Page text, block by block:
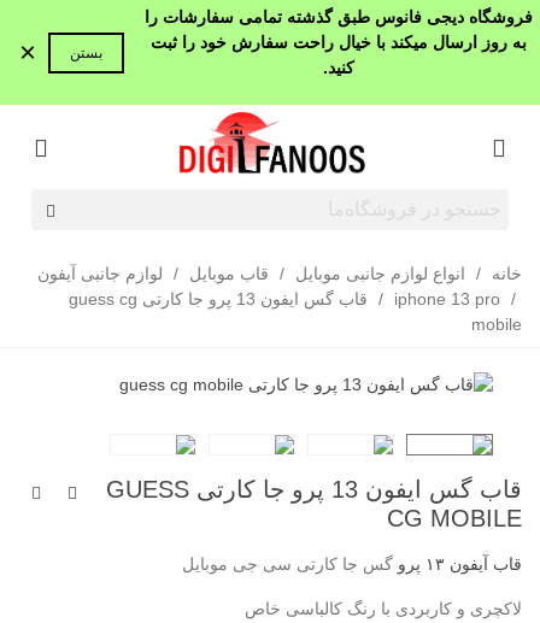
فروشگاه دیجی فانوس طبق گذشته تمامی سفارشات را
به روز ارسال میکند با خیال راحت سفارش خود را ثبت
کنید.
بستن ×
خانه / انواع لوازم جانبی موبایل / قاب موبایل /
لوازم جانبی آیفون
/
iphone 13 pro
/
قاب گس ایفون 13 پرو جا کارتی guess cg
mobile
قاب گس ایفون 13 پرو جا کارتی GUESS
CG MOBILE
قاب آیفون ۱۳ پرو گس جا کارتی سی جی موبایل
لاکچری و کاربردی با رنگ کالباسی خاص